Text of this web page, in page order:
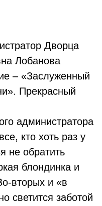
Дворца
Лобанова
– «Заслуженный
Прекрасный
администратора
кто хоть раз у
не обратить
блондинка и
вторых и «в
светится заботой